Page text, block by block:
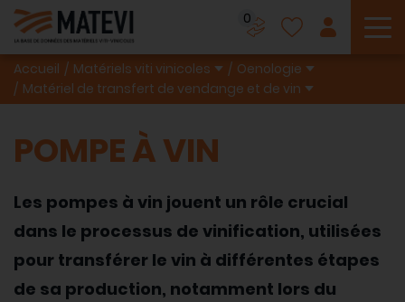
0
Accueil Matériels viti vinicoles
Oenologie
Matériel de transfert de vendange et de vin
POMPE À VIN
Les pompes à vin jouent un rôle crucial
dans le processus de vinification, utilisées
pour transférer le vin à différentes étapes
de sa production, notamment lors du